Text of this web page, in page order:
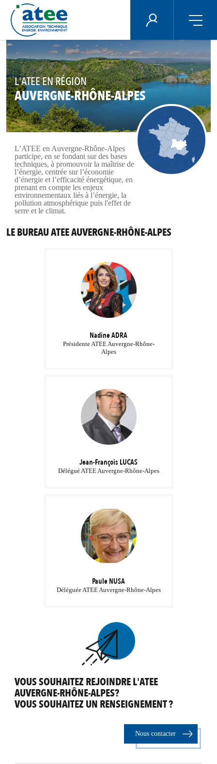
Aller
contenu
principal
ÉNERGIE PLUS
L'ATEE EN RÉGION
AUVERGNE-RHÔNE-ALPES
L’ATEE en Auvergne-Rhône-Alpes
participe, en se fondant sur des bases
techniques, à promouvoir la maîtrise de
l’énergie, centrée sur l’économie
d’énergie et l’efficacité énergétique, en
prenant en compte les enjeux
environnementaux liés à l’énergie, la
pollution atmosphérique puis l'effet de
serre et le climat.
LE BUREAU ATEE AUVERGNE-RHÔNE-ALPES
NadineADRA
Présidente ATEE Auvergne-Rhône-
Alpes
Jean-François LUCAS
Délégué ATEE Auvergne-Rhône-Alpes
Paule NUSA
Déléguée ATEE Auvergne-Rhône-Alpes
VOUS SOUHAITEZ REJOINDRE L'ATEE
AUVERGNE-RHÔNE-ALPES?
VOUS SOUHAITEZ UN RENSEIGNEMENT ?
Nous contacter
Panneau de gestion des cookies